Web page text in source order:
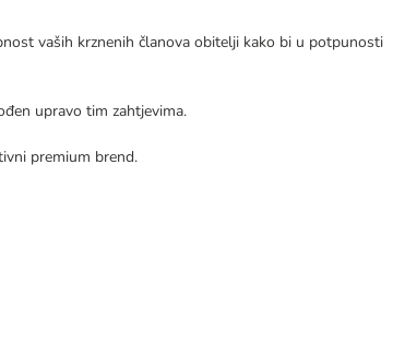
vaših krznenih članova obitelji kako bi u potpunosti
upravo tim zahtjevima.
ste odabrali inovativni premium brend.